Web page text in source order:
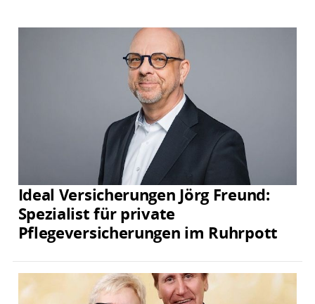
Ideal Versicherungen Jörg Freund:
Spezialist für private
Pflegeversicherungen im Ruhrpott